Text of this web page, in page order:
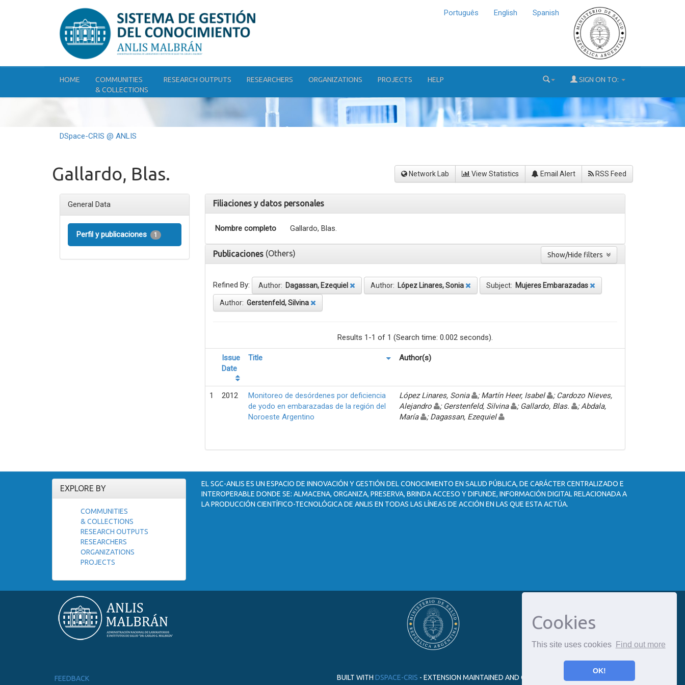
Cookies
This site uses cookies Find out more
OK!
Português English Spanish
HOME
COMMUNITIES
& COLLECTIONS
RESEARCH OUTPUTS RESEARCHERS ORGANIZATIONS PROJECTS HELP SIGN ON TO:
DSpace-CRIS @ ANLIS
Gallardo, Blas. Network Lab View Statistics Email Alert RSS Feed
General Data
Perfil y publicaciones 1
Filiaciones y datos personales
Nombre completo Gallardo, Blas.
Publicaciones (Others)
Refined By: Author: Dagassan, Ezequiel Author: López Linares, Sonia Subject: Mujeres Embarazadas
Author: Gerstenfeld, Silvina
Results 1-1 of 1 (Search time: 0.002 seconds).
Issue
Date
Title Author(s)
1 2012
Monitoreo de desórdenes por deficiencia
de yodo en embarazadas de la región del
Noroeste Argentino
López Linares, Sonia ; Martín Heer, Isabel
; Cardozo Nieves,
Alejandro
; Gerstenfeld, Silvina ; Gallardo, Blas.
; Abdala,
María
; Dagassan, Ezequiel
EXPLORE BY
COMMUNITIES
& COLLECTIONS
RESEARCH OUTPUTS
RESEARCHERS
ORGANIZATIONS
PROJECTS
EL SGC-ANLIS ES UN ESPACIO DE INNOVACIÓN Y GESTIÓN DEL CONOCIMIENTO EN SALUD PÚBLICA, DE CARÁCTER CENTRALIZADO E
INTEROPERABLE DONDE SE: ALMACENA, ORGANIZA, PRESERVA, BRINDA ACCESO Y DIFUNDE, INFORMACIÓN DIGITAL RELACIONADA A
LA PRODUCCIÓN CIENTÍFICO-TECNOLÓGICA DE ANLIS EN TODAS LAS LÍNEAS DE ACCIÓN EN LAS QUE ESTA ACTÚA.
FEEDBACK BUILT WITH DSPACE-CRIS - EXTENSION MAINTAINED AND OPTIMIZED BY